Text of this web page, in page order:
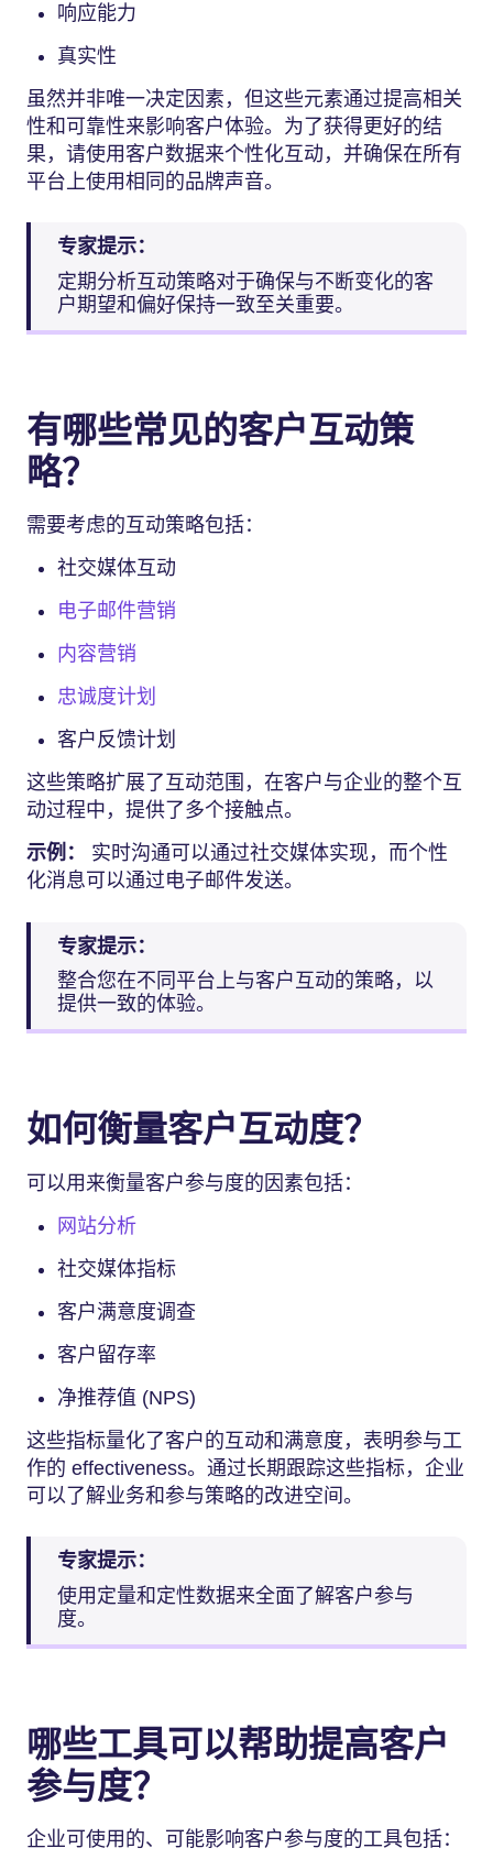
响应能力
真实性
虽然并非唯一决定因素，但这些元素通过提高相关
性和可靠性来影响客户体验。为了获得更好的结
果，请使用客户数据来个性化互动，并确保在所有
平台上使用相同的品牌声音。
专家提示：
定期分析互动策略对于确保与不断变化的客
户期望和偏好保持一致至关重要。
有哪些常见的客户互动策
略？
需要考虑的互动策略包括：
社交媒体互动
电子邮件营销
内容营销
忠诚度计划
客户反馈计划
这些策略扩展了互动范围，在客户与企业的整个互
动过程中，提供了多个接触点。
示例：
实时沟通可以通过社交媒体实现，而个性
化消息可以通过电子邮件发送。
专家提示：
整合您在不同平台上与客户互动的策略，以
提供一致的体验。
如何衡量客户互动度？
可以用来衡量客户参与度的因素包括：
网站分析
社交媒体指标
客户满意度调查
客户留存率
净推荐值 (NPS)
这些指标量化了客户的互动和满意度，表明参与工
作的 effectiveness。通过长期跟踪这些指标，企业
可以了解业务和参与策略的改进空间。
专家提示：
使用定量和定性数据来全面了解客户参与
度。
哪些工具可以帮助提高客户
参与度？
企业可使用的、可能影响客户参与度的工具包括：